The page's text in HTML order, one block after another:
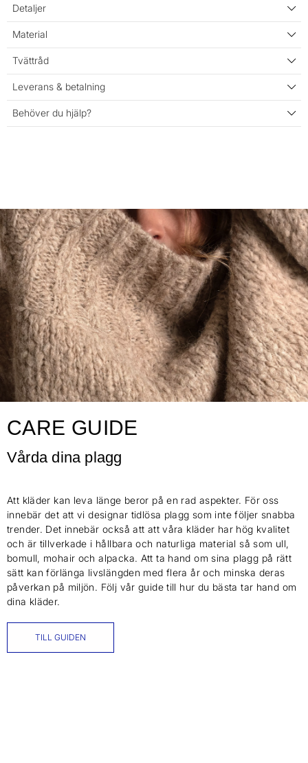
Detaljer
Material
Tvättråd
Leverans & betalning
Behöver du hjälp?
CARE GUIDE
Vårda dina plagg
Att kläder kan leva länge beror på en rad aspekter. För oss
innebär det att vi designar tidlösa plagg som inte följer snabba
trender. Det innebär också att att våra kläder har hög kvalitet
och är tillverkade i hållbara och naturliga material så som ull,
bomull, mohair och alpacka. Att ta hand om sina plagg på rätt
sätt kan förlänga livslängden med flera år och minska deras
påverkan på miljön. Följ vår guide till hur du bästa tar hand om
dina kläder.
TILL GUIDEN